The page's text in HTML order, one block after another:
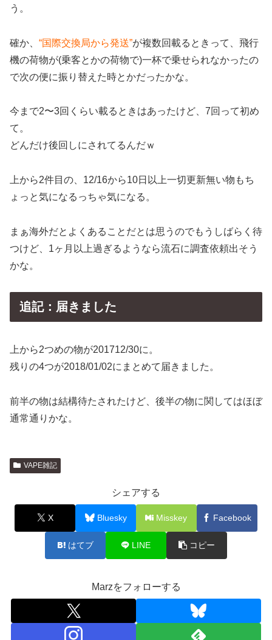
う。
確か、 “国際交換局から発送”が複数回載るときって、飛行
機の荷物が(乗客とかの荷物で)一杯で乗せられなかったの
で次の便に振り替えた時とかだったかな。
今まで2〜3回くらい載るときはあったけど、7回って初め
て。
どんだけ後回しにされてるんだｗ
上から2件目の、12/16から10日以上一切更新無い物もち
ょっと気になるっちゃ気になる。
まぁ海外だとよくあることだとは思うのでもうしばらく待
つけど、1ヶ月以上過ぎるようなら流石に調査依頼出そう
かな。
追記：届きました
上から2つめの物が201712/30に。
残りの4つが2018/01/02にまとめて届きました。
前半の物は結構待たされたけど、後半の物に関してはほぼ
通常通りかな。
VAPE雑記
シェアする
X Bluesky Misskey Facebook
はてブ LINE コピー
Marzをフォローする